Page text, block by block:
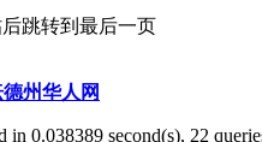
后跳转到最后一页
州华人网
in 0.038389 second(s), 22